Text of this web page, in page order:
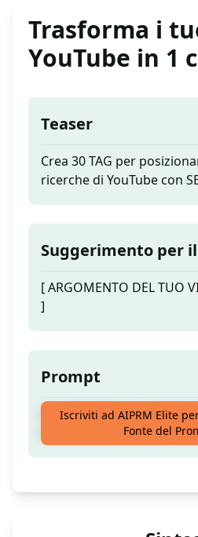
Trasforma i
YouTube in 1
Teaser
Crea 30 TAG per
ricerche di YouTube con
Suggerimento per
[ ARGOMENTO DEL TUO
]
Prompt
Crea 30 TAG per
ricerche di YouTube con
Iscriviti ad AIPRM Elite
Fonte del